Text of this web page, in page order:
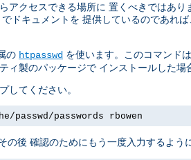
アクセスできる場所に 置くべきではあ
でドキュメントを 提供しているのであれ
の htpasswd を使います。このコマンド
ィ製のパッケージで インストールした場
してください。
passwords rbowen
の後 確認のためにもう一度入力するよう